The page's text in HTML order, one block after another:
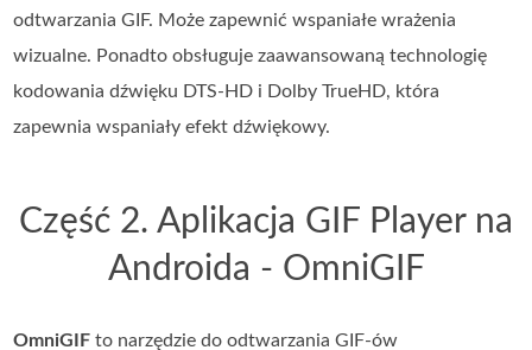
odtwarzania GIF. Może zapewnić wspaniałe wrażenia
wizualne. Ponadto obsługuje zaawansowaną technologię
kodowania dźwięku DTS-HD i Dolby TrueHD, która
zapewnia wspaniały efekt dźwiękowy.
Część 2. Aplikacja GIF Player na
Androida - OmniGIF
OmniGIF to narzędzie do odtwarzania GIF-ów